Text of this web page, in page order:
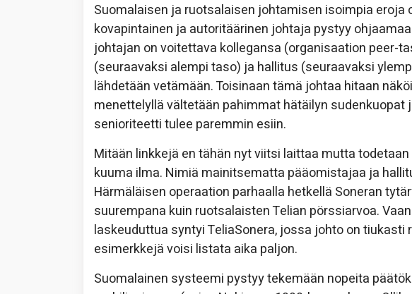
Suomalaisen ja ruotsalaisen johtamisen isoimpia eroja
kovapintainen ja autoritäärinen johtaja pystyy
johtajan on voitettava kollegansa (organisaation peer-
(seuraavaksi alempi taso) ja hallitus (seuraavaksi
lähdetään vetämään. Toisinaan tämä johtaa hitaan
menettelyllä vältetään pahimmat hätäilyn sudenkuopat
senioriteetti tulee paremmin esiin.
Mitään linkkejä en tähän nyt viitsi laittaa mutta
kuuma ilma. Nimiä mainitsematta pääomistajaa ja
Härmäläisen operaation parhaalla hetkellä Soneran
suurempana kuin ruotsalaisten Telian pörssiarvoa.
laskeuduttua syntyi TeliaSonera, jossa johto on
esimerkkejä voisi listata aika paljon.
Suomalainen systeemi pystyy tekemään nopeita